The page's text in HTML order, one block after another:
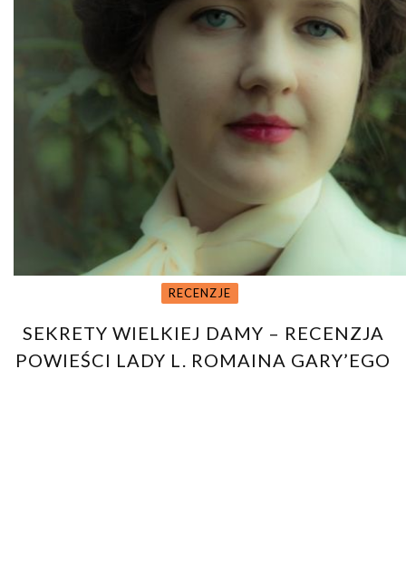
RECENZJE
SEKRETY WIELKIEJ DAMY – RECENZJA
POWIEŚCI LADY L. ROMAINA GARY’EGO